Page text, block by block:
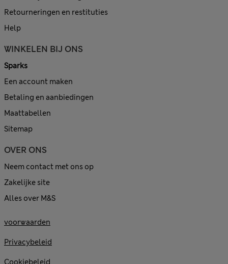
Retourneringen en restituties
Help
WINKELEN BIJ ONS
Sparks
Een account maken
Betaling en aanbiedingen
Maattabellen
Sitemap
OVER ONS
Neem contact met ons op
Zakelijke site
Alles over M&S
voorwaarden
Privacybeleid
Cookiebeleid